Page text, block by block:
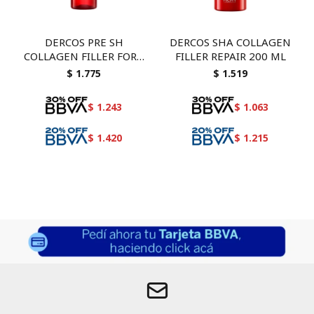
DERCOS PRE SH
COLLAGEN FILLER FORT
150
$ 1.775
$ 1.243
$ 1.420
DERCOS SHA COLLAGEN
FILLER REPAIR 200 ML
$ 1.519
$ 1.063
$ 1.215